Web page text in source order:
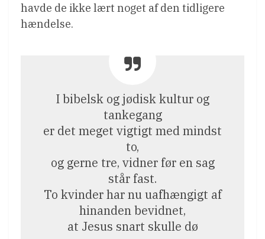
havde de ikke lært noget af den tidligere
hændelse.
I bibelsk og jødisk kultur og
tankegang
er det meget vigtigt med mindst
to,
og gerne tre, vidner før en sag
står fast.
To kvinder har nu uafhængigt af
hinanden bevidnet,
at Jesus snart skulle dø